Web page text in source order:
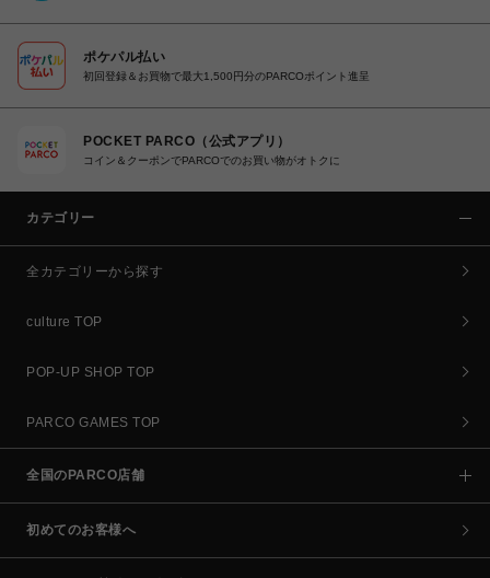
ポケパル払い
初回登録＆お買物で最大1,500円分のPARCOポイント進呈
POCKET PARCO（公式アプリ）
コイン＆クーポンでPARCOでのお買い物がオトクに
カテゴリー
全カテゴリーから探す
culture TOP
POP-UP SHOP TOP
PARCO GAMES TOP
全国のPARCO店舗
初めてのお客様へ